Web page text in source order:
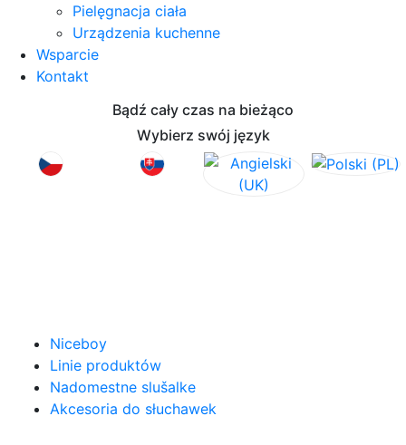
Pielęgnacja ciała
Urządzenia kuchenne
Wsparcie
Kontakt
Bądź cały czas na bieżąco
Wybierz swój język
Niceboy
Linie produktów
Nadomestne slušalke
Akcesoria do słuchawek